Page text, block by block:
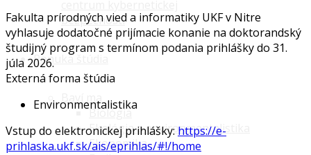
bezpečnosti
Ponuka štúdia
Baví ma
Biológia
Ekológia a environmentalistika
Ekonomika
Fakulta prírodných vied a informatiky UKF v Nitre
vyhlasuje dodatočné prijímacie konanie na doktorandský
študijný program s termínom podania prihlášky do 31.
júla 2026.
Externá forma štúdia
Environmentalistika
Vstup do elektronickej prihlášky: https://e-
prihlaska.ukf.sk/ais/eprihlas/#!/home